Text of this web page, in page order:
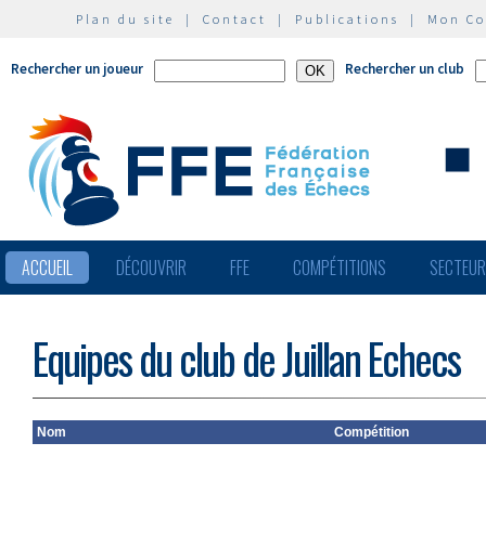
Plan du site | Contact | Publications | Mon
Rechercher un joueur Rechercher un club
ACCUEIL DÉCOUVRIR FFE COMPÉTITIONS
Equipes du club de Juillan Echecs
Nom Compétition